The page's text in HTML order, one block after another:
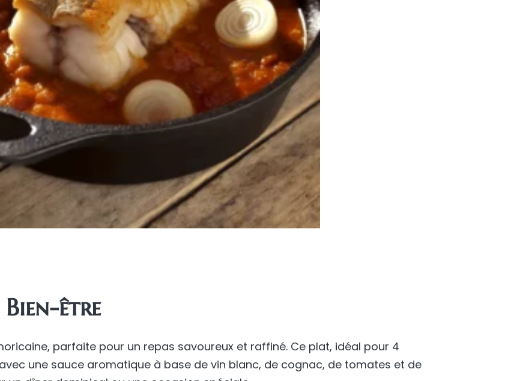
Bien-être
parfaite pour un repas savoureux et raffiné. Ce plat, idéal pour 4
une sauce aromatique à base de vin blanc, de cognac, de tomates et de